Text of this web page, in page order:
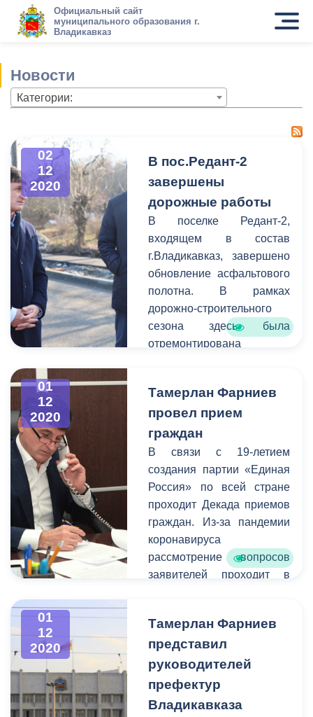
Официальный сайт
муниципального образования г.
Владикавказ
Новости
Категории:
02
12
2020
В пос.Редант-2
завершены
дорожные работы
В поселке Редант-2,
входящем в состав
г.Владикавказ, завершено
обновление асфальтового
полотна. В рамках
дорожно-строительного
сезона здесь была
отремонтирована
сегодня проверил глава
Администрации местного
самоуправления Тамерлан
Фарниев. Вместе с
руководителем
муниципалитета на объект
выехали начальник
управления дорожного
строительства
города Тимур Дзуцев и
советник главы
01
12
2020
Тамерлан Фарниев
провел прием
граждан
В связи с 19-летием
создания партии «Единая
Россия» по всей стране
проходит Декада приемов
граждан. Из-за пандемии
коронавируса
рассмотрение вопросов
заявителей проходит в
прием провел Глава
администрации местного
самоуправления Тамерлан
Фарниев.
01
12
2020
Тамерлан Фарниев
представил
руководителей
префектур
Владикавказа